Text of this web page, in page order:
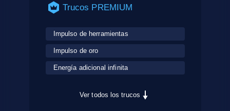
Trucos PREMIUM
Impulso de herramientas
Impulso de oro
Energía adicional infinita
Ver todos los trucos